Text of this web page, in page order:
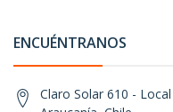
ENCUÉNTRANOS
Claro Solar 610 -